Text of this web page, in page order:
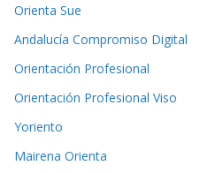
Orienta Sue
Andalucía Compromiso Digital
Orientación Profesional
Orientación Profesional Viso
Yoriento
Mairena Orienta